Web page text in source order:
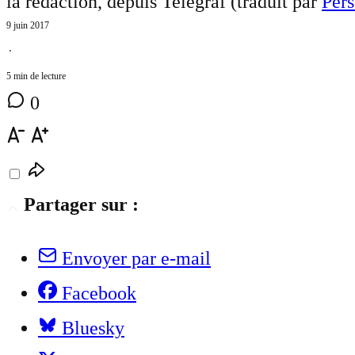
9 juin 2017
⋅
5 min de lecture
0
Partager sur :
Envoyer par e-mail
Facebook
Bluesky